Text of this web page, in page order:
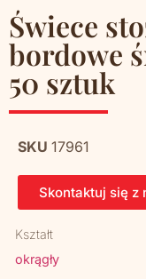
Świece
bordowe
50 sztuk
SKU 17961
Skontaktuj się z
Kształt
okrągły